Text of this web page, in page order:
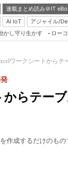
連載まとめ読み＠IT
AI IoT アジャイル/
かし守り生かす ロー
ワークシートからテ
らテー
作成するだけのも